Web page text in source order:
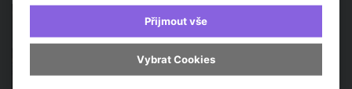
Architekt obci 2026: Do
finále postoupily čtyři
příklady úspěšné spolupráce
architektů a samospráv
Přijmout vše
Vybrat Cookies